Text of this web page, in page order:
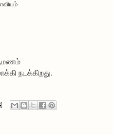
நடக்கிறது.